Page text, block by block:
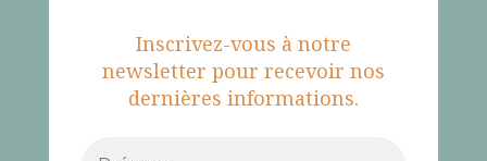
Inscrivez-vous à notre
newsletter pour recevoir nos
dernières informations.